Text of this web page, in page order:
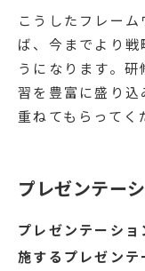
こうしたフレー
ば、今までより
うになります。
習を豊富に盛り
重ねてもらってく
プレゼンテー
プレゼンテーシ
施するプレゼン